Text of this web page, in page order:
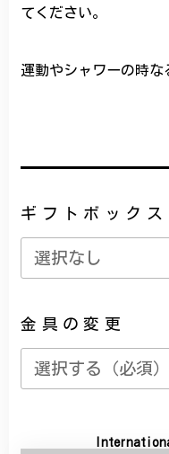
てください。
運動やシャワーの時な
ギフトボックス
金具の変更